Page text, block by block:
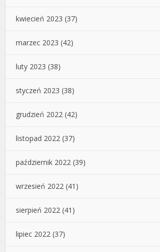
kwiecień 2023 (37)
marzec 2023 (42)
luty 2023 (38)
styczeń 2023 (38)
grudzień 2022 (42)
listopad 2022 (37)
październik 2022 (39)
wrzesień 2022 (41)
sierpień 2022 (41)
lipiec 2022 (37)